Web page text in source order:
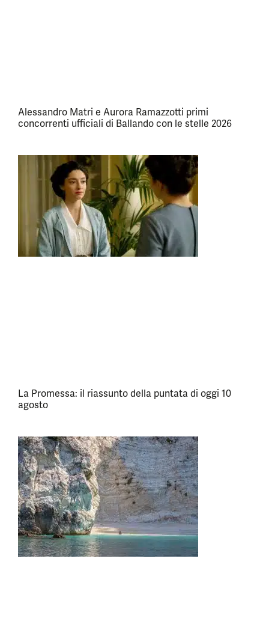
Alessandro Matri e Aurora Ramazzotti primi
concorrenti ufficiali di Ballando con le stelle 2026
La Promessa: il riassunto della puntata di oggi 10
agosto